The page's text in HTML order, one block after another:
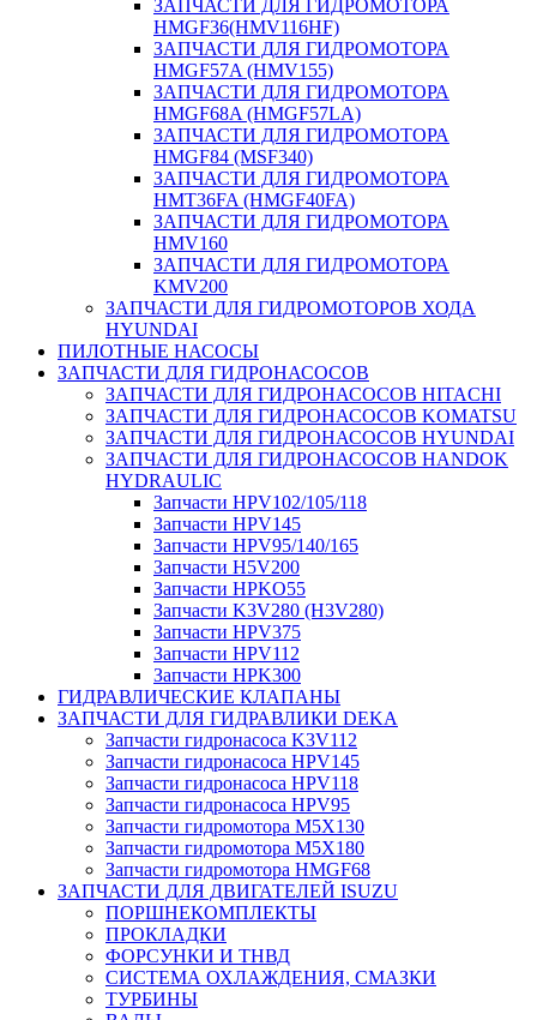
ЗАПЧАСТИ ДЛЯ ГИДРОМОТОРА
HMGF36(HMV116HF)
ЗАПЧАСТИ ДЛЯ ГИДРОМОТОРА
HMGF57A (HMV155)
ЗАПЧАСТИ ДЛЯ ГИДРОМОТОРА
HMGF68A (HMGF57LA)
ЗАПЧАСТИ ДЛЯ ГИДРОМОТОРА
HMGF84 (MSF340)
ЗАПЧАСТИ ДЛЯ ГИДРОМОТОРА
HMT36FA (HMGF40FA)
ЗАПЧАСТИ ДЛЯ ГИДРОМОТОРА
HMV160
ЗАПЧАСТИ ДЛЯ ГИДРОМОТОРА
KMV200
ЗАПЧАСТИ ДЛЯ ГИДРОМОТОРОВ ХОДА
HYUNDAI
ПИЛОТНЫЕ НАСОСЫ
ЗАПЧАСТИ ДЛЯ ГИДРОНАСОСОВ
ЗАПЧАСТИ ДЛЯ ГИДРОНАСОСОВ HITACHI
ЗАПЧАСТИ ДЛЯ ГИДРОНАСОСОВ KOMATSU
ЗАПЧАСТИ ДЛЯ ГИДРОНАСОСОВ HYUNDAI
ЗАПЧАСТИ ДЛЯ ГИДРОНАСОСОВ HANDOK
HYDRAULIC
Запчасти HPV102/105/118
Запчасти HPV145
Запчасти HPV95/140/165
Запчасти H5V200
Запчасти HPKO55
Запчасти K3V280 (H3V280)
Запчасти HPV375
Запчасти HPV112
Запчасти HPK300
ГИДРАВЛИЧЕСКИЕ КЛАПАНЫ
ЗАПЧАСТИ ДЛЯ ГИДРАВЛИКИ DEKA
Запчасти гидронасоса K3V112
Запчасти гидронасоса HPV145
Запчасти гидронасоса HPV118
Запчасти гидронасоса HPV95
Запчасти гидромотора M5X130
Запчасти гидромотора M5X180
Запчасти гидромотора HMGF68
ЗАПЧАСТИ ДЛЯ ДВИГАТЕЛЕЙ ISUZU
ПОРШНЕКОМПЛЕКТЫ
ПРОКЛАДКИ
ФОРСУНКИ И ТНВД
СИСТЕМА ОХЛАЖДЕНИЯ, СМАЗКИ
ТУРБИНЫ